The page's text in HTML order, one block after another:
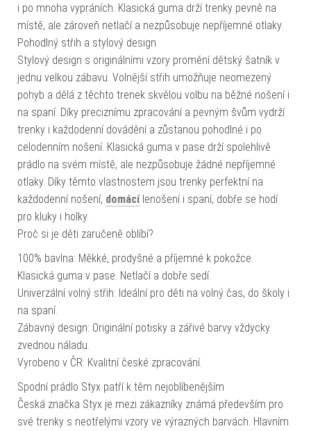
i po mnoha vypráních. Klasická guma drží trenky pevně na
místě, ale zároveň netlačí a nezpůsobuje nepříjemné otlaky.
Pohodlný střih a stylový design
Stylový design s originálními vzory promění dětský šatník v
jednu velkou zábavu. Volnější střih umožňuje neomezený
pohyb a dělá z těchto trenek skvělou volbu na běžné nošení i
na spaní. Díky preciznímu zpracování a pevným švům vydrží
trenky i každodenní dovádění a zůstanou pohodlné i po
celodenním nošení. Klasická guma v pase drží spolehlivě
prádlo na svém místě, ale nezpůsobuje žádné nepříjemné
otlaky. Díky těmto vlastnostem jsou trenky perfektní na
každodenní nošení, domácílenošení i spaní, dobře se hodí
pro kluky i holky.
Proč si je děti zaručeně oblíbí?
100% bavlna: Měkké, prodyšné a příjemné k pokožce.
Klasická guma v pase: Netlačí a dobře sedí.
Univerzální volný střih: Ideální pro děti na volný čas, do školy i
na spaní.
Zábavný design: Originální potisky a zářivé barvy vždycky
zvednou náladu.
Vyrobeno v ČR: Kvalitní české zpracování.
Spodní prádlo Styx patří k těm nejoblíbenějším
Česká značka Styx je mezi zákazníky známá především pro
své trenky s neotřelými vzory ve výrazných barvách. Hlavním